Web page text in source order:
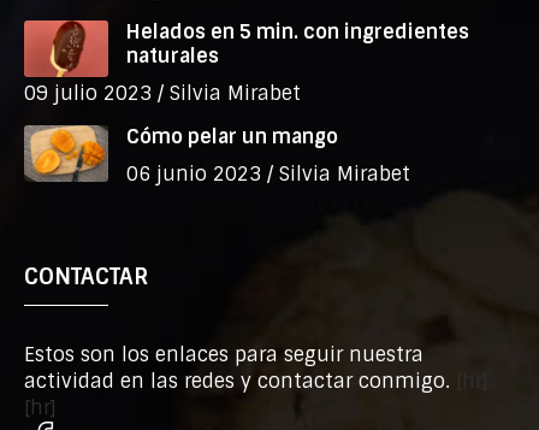
Helados en 5 min. con ingredientes
naturales
09 julio 2023 / Silvia Mirabet
Cómo pelar un mango
06 junio 2023 / Silvia Mirabet
CONTACTAR
Estos son los enlaces para seguir nuestra
actividad en las redes y contactar conmigo. [hr]
[hr]